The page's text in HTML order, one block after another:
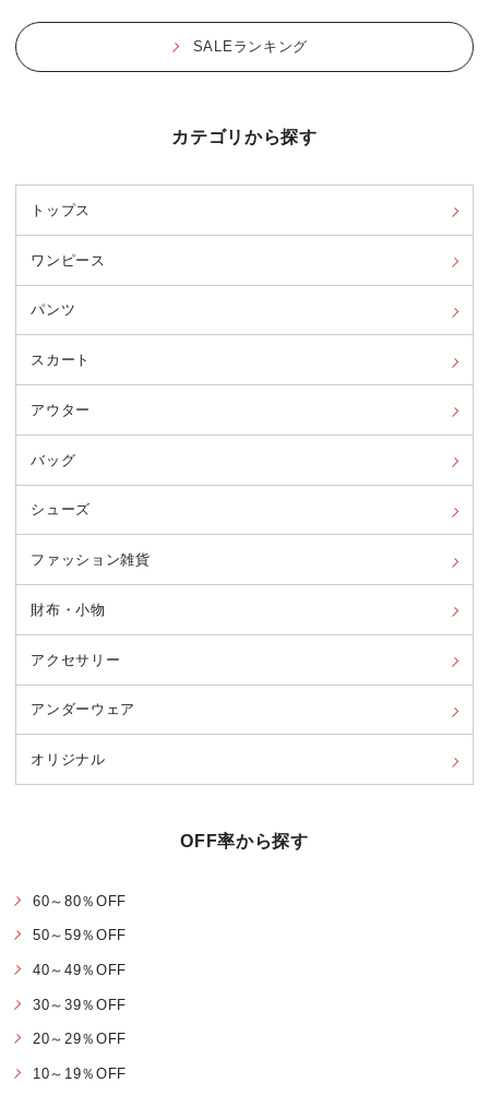
SALEランキング
カテゴリから探す
トップス
ワンピース
パンツ
スカート
アウター
バッグ
シューズ
ファッション雑貨
財布・小物
アクセサリー
アンダーウェア
オリジナル
OFF率から探す
60～80％OFF
50～59％OFF
40～49％OFF
30～39％OFF
20～29％OFF
10～19％OFF